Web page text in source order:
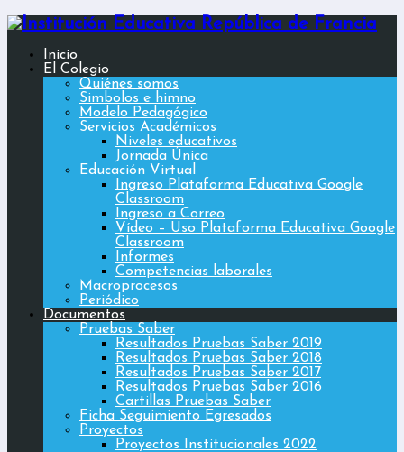
Inicio
El Colegio
Quiénes somos
Simbolos e himno
Modelo Pedagógico
Servicios Académicos
Niveles educativos
Jornada Única
Educación Virtual
Ingreso Plataforma Educativa Google
Classroom
Ingreso a Correo
Vídeo – Uso Plataforma Educativa Google
Classroom
Informes
Competencias laborales
Macroprocesos
Periódico
Documentos
Pruebas Saber
Resultados Pruebas Saber 2019
Resultados Pruebas Saber 2018
Resultados Pruebas Saber 2017
Resultados Pruebas Saber 2016
Cartillas Pruebas Saber
Ficha Seguimiento Egresados
Proyectos
Proyectos Institucionales 2022